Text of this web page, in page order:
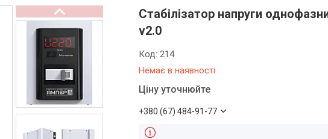
Стабілізатор напруги
v2.0
Немає в наявності
Код:214
Ціну уточнюйте
+380 (67) 484-91-77